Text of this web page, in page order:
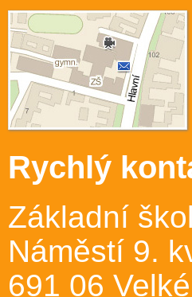
Rychlý
Základní
Náměstí 9.
691 06